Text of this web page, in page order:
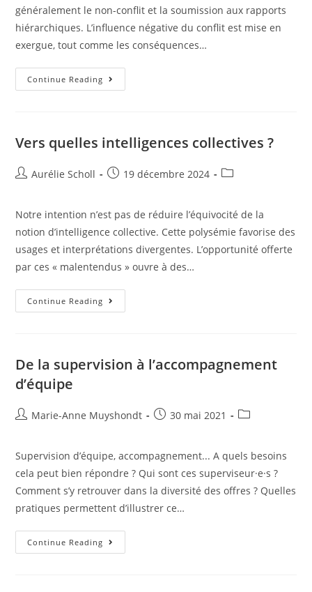
généralement le non-conflit et la soumission aux rapports
hiérarchiques. L’influence négative du conflit est mise en
exergue, tout comme les conséquences…
Continue Reading
Vers quelles intelligences collectives ?
Aurélie Scholl 19 décembre 2024
Notre intention n’est pas de réduire l’équivocité de la
notion d’intelligence collective. Cette polysémie favorise des
usages et interprétations divergentes. L’opportunité offerte
par ces « malentendus » ouvre à des…
Continue Reading
De la supervision à l’accompagnement
d’équipe
Marie-Anne Muyshondt 30 mai 2021
Supervision d’équipe, accompagnement... A quels besoins
cela peut bien répondre ? Qui sont ces superviseur·e·s ?
Comment s’y retrouver dans la diversité des offres ? Quelles
pratiques permettent d’illustrer ce…
Continue Reading